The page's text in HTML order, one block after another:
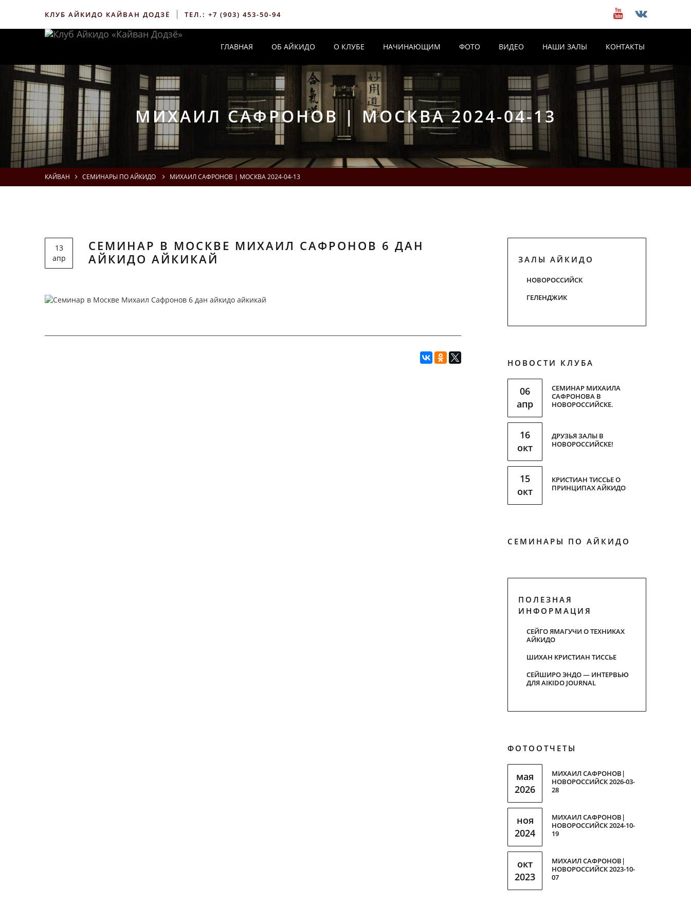
КЛУБ АЙКИДО КАЙВАН ДОДЗЁ ТЕЛ.:+7 (903) 453-50-94
ГЛАВНАЯ ОБ АЙКИДО О КЛУБЕ НАЧИНАЮЩИМ ФОТО ВИДЕО НАШИ ЗАЛЫ КОНТАКТЫ
МИХАИЛ САФРОНОВ | МОСКВА 2024-04-13
КАЙВАН СЕМИНАРЫ ПО АЙКИДО МИХАИЛ САФРОНОВ | МОСКВА 2024-04-13
13
апр
СЕМИНАР В МОСКВЕ МИХАИЛ САФРОНОВ 6 ДАН
АЙКИДО АЙКИКАЙ
ЗАЛЫ АЙКИДО
НОВОРОССИЙСК
ГЕЛЕНДЖИК
НОВОСТИ КЛУБА
06
апр
СЕМИНАР МИХАИЛА
САФРОНОВА В
НОВОРОССИЙСКЕ.
16
окт
ДРУЗЬЯ ЗАЛЫ В
НОВОРОССИЙСКЕ!
15
окт
КРИСТИАН ТИССЬЕ О
ПРИНЦИПАХ АЙКИДО
СЕМИНАРЫ ПО АЙКИДО
ПОЛЕЗНАЯ
ИНФОРМАЦИЯ
СЕЙГО ЯМАГУЧИ О ТЕХНИКАХ
АЙКИДО
ШИХАН КРИСТИАН ТИСCЬЕ
СЕЙШИРО ЭНДО — ИНТЕРВЬЮ
ДЛЯ AIKIDO JOURNAL
ФОТООТЧЕТЫ
мая
2026
МИХАИЛ САФРОНОВ|
НОВОРОССИЙСК 2026-03-
28
ноя
2024
МИХАИЛ САФРОНОВ|
НОВОРОССИЙСК 2024-10-
19
окт
2023
МИХАИЛ САФРОНОВ|
НОВОРОССИЙСК 2023-10-
07